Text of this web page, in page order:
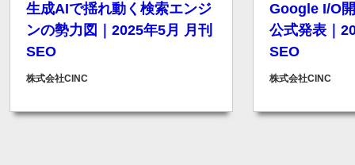
生成AIで揺れ動く検索エンジ
ンの勢力図｜2025年5月 月刊
SEO
株式会社CINC
Google I/O
公式発表｜
SEO
株式会社CINC